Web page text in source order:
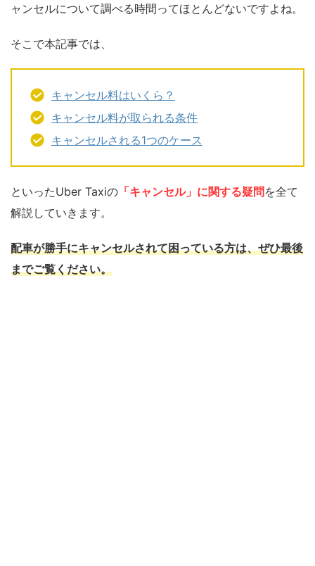
ャンセルについて調べる時間ってほとんどないですよね。
そこで本記事では、
キャンセル料はいくら？
キャンセル料が取られる条件
キャンセルされる1つのケース
といったUber Taxiの 「キャンセル」に関する疑問を全て
解説していきます。
配車が勝手にキャンセルされて困っている方は、ぜひ最後
までご覧ください。